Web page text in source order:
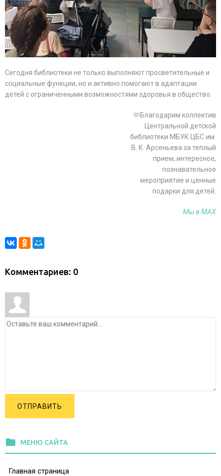
Сегодня библиотеки не только выполняют просветительные и
социальные функции, но и активно помогают в адаптации
детей с ограниченными возможностями здоровья в общество.
🫶Благодарим коллектив
Центральной детской
библиотеки МБУК ЦБС им.
В. К. Арсеньева за теплый
прием, интересное,
познавательное
мероприятие и ценные
подарки для детей.
Мы в МАХ
Комментариев: 0
ОТПРАВИТЬ
folder МЕНЮ САЙТА
Главная страница